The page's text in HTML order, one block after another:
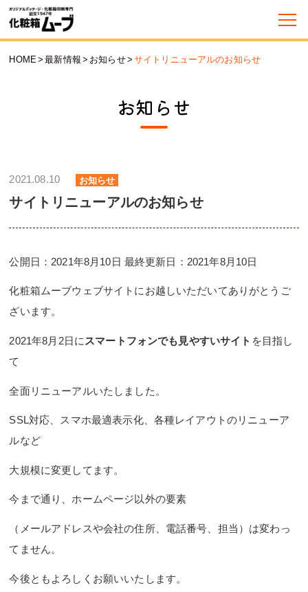
HOME> 最新情報 > お知らせ> サイトリニューアルのお知らせ
お知らせ
2021.08.10 お知らせ
サイトリニューアルのお知らせ
公開日：2021年8月10日 最終更新日：2021年8月10日
化粧箱ムーブウェブサイトにお越しいただいてありがとうご
ざいます。
2021年8月2日に スマートフォンでも見やすいサイト を目指し
て
全面リニューアルいたしました。
SSL対応、スマホ最適表示化、各種レイアウトのリニューア
ルなど
大規模に変更してます。
今まで通り、ホームページ以外の要素
（メールアドレスや会社の住所、電話番号、担当）は変わっ
てません。
今後ともよろしくお願いいたします。